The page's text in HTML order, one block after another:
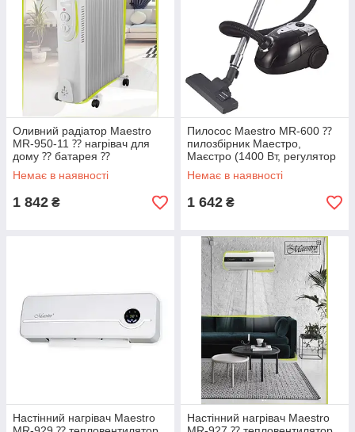
Оливний радіатор Maestro
MR-950-11 ⁇ нагрівач для
дому ⁇ батарея ⁇
тепловентилятор Маестро
Немає в наявності
1 842 ₴
Пилосос Maestro MR-600 ⁇
пилозбірник Маестро,
Маєстро (1400 Вт, регулятор
потужності, підвищена
маневровість)
Немає в наявності
1 642 ₴
Настінний нагрівач Maestro
Настінний нагрівач Maestro